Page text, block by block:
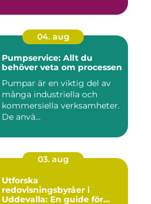
04. aug
Pumpservice: Allt du
behöver veta om processen
Pumpar är en viktig del av
många industriella och
kommersiella verksamheter.
De anvä...
03. aug
Utforska
redovisningsbyråer i
Uddevalla: En guide för